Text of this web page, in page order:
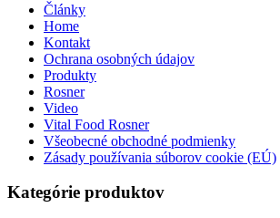
Články
Home
Kontakt
Ochrana osobných údajov
Produkty
Rosner
Video
Vital Food Rosner
Všeobecné obchodné podmienky
Zásady používania súborov cookie (EÚ)
Kategórie produktov